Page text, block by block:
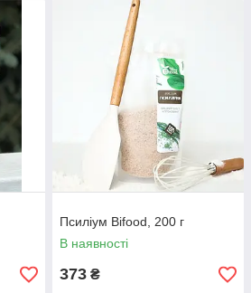
Псиліум Bifood, 200 г
В наявності
373 ₴